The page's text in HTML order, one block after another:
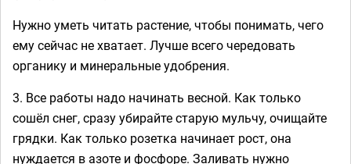
Нужно уметь читать растение, чтобы понимать, чего
ему сейчас не хватает. Лучше всего чередовать
органику и минеральные удобрения.
3. Все работы надо начинать весной. Как только
сошёл снег, сразу убирайте старую мульчу, очищайте
грядки. Как только розетка начинает рост, она
нуждается в азоте и фосфоре. Заливать нужно